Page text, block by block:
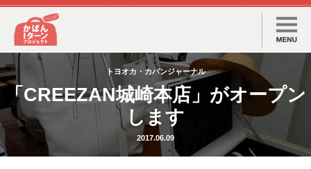
「CREEZAN城崎本店」がオープン
します
2017.06.09